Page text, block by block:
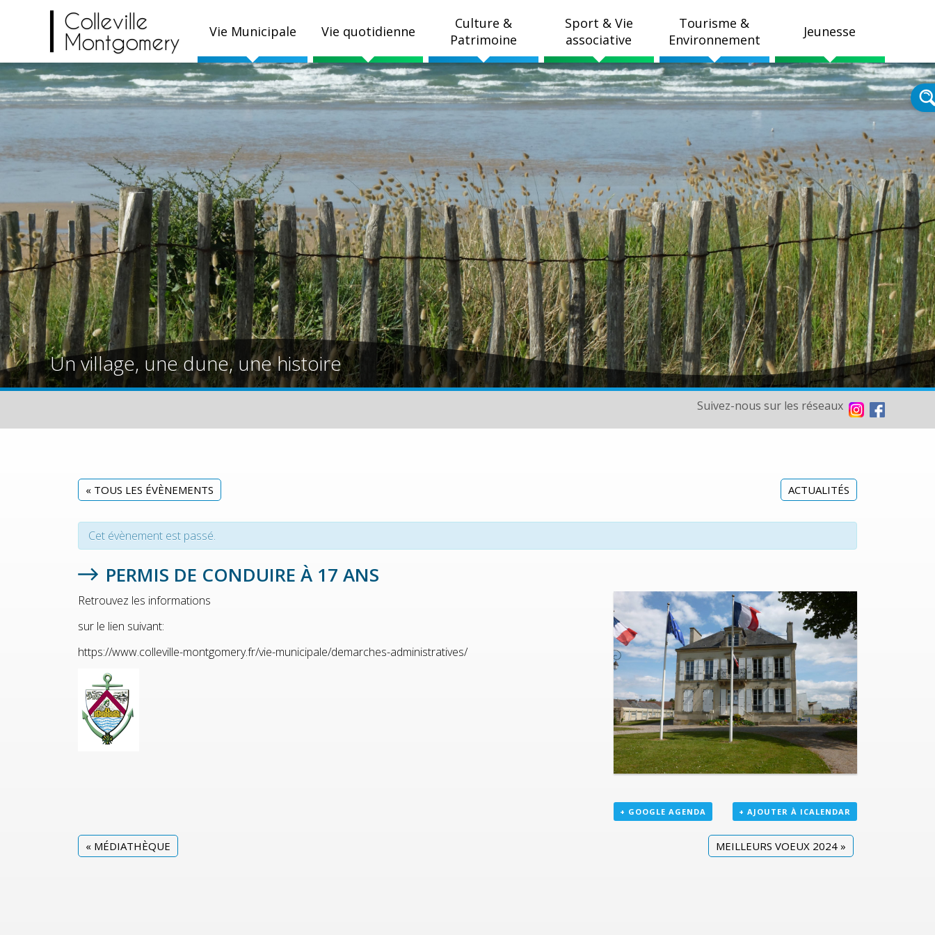
Colleville
Montgomery
Vie Municipale Vie quotidienne
Culture &
Patrimoine
Sport & Vie
associative
Tourisme &
Environnement
Jeunesse
Un village, une dune, une histoire
Suivez-nous sur les réseaux
« TOUS LES ÉVÈNEMENTS ACTUALITÉS
Cet évènement est passé.
PERMIS DE CONDUIRE À 17 ANS
Retrouvez les informations
sur le lien suivant:
https://www.colleville-montgomery.fr/vie-municipale/demarches-administratives/
+ GOOGLE AGENDA + AJOUTER À ICALENDAR
« MÉDIATHÈQUE MEILLEURS VOEUX 2024 »